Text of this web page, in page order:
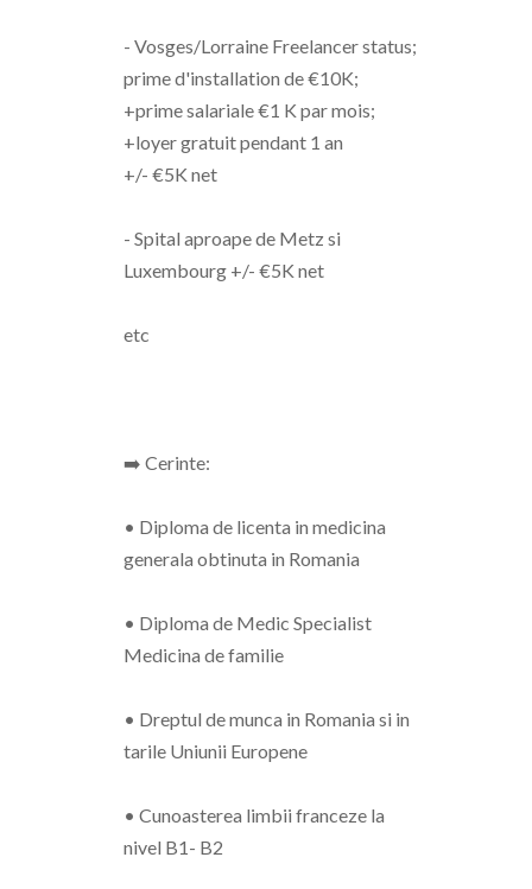
- Vosges/Lorraine Freelancer status;
prime d'installation de €10K;
+prime salariale €1 K par mois;
+loyer gratuit pendant 1 an
+/- €5K net
- Spital aproape de Metz si
Luxembourg +/- €5K net
etc
➡️ Cerinte:
• Diploma de licenta in medicina
generala obtinuta in Romania
• Diploma de Medic Specialist
Medicina de familie
• Dreptul de munca in Romania si in
tarile Uniunii Europene
• Cunoasterea limbii franceze la
nivel B1- B2